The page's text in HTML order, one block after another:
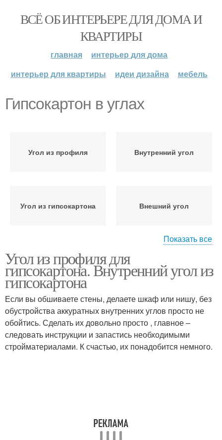
ВСЁ ОБ ИНТЕРЬЕРЕ ДЛЯ ДОМА И
КВАРТИРЫ
главная
интерьер для дома
интерьер для квартиры
идеи дизайна мебель
Гипсокартон в углах
Угол из профиля Внутренний угол
Угол из гипсокартона Внешний угол
Углы в конструкции
Перегородки из
гипсокартона
Показать все
Угол из профиля для
гипсокартона. Внутренний угол из
гипсокартона
Если вы обшиваете стены, делаете шкаф или нишу, без
обустройства аккуратных внутренних углов просто не
обойтись. Сделать их довольно просто , главное –
следовать инструкции и запастись необходимыми
стройматериалами. К счастью, их понадобится немного.